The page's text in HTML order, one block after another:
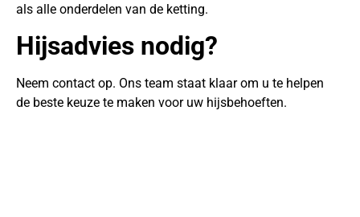
als alle onderdelen van de ketting.
Hijsadvies nodig?
Neem contact op. Ons team staat klaar om u te helpen
de beste keuze te maken voor uw hijsbehoeften.